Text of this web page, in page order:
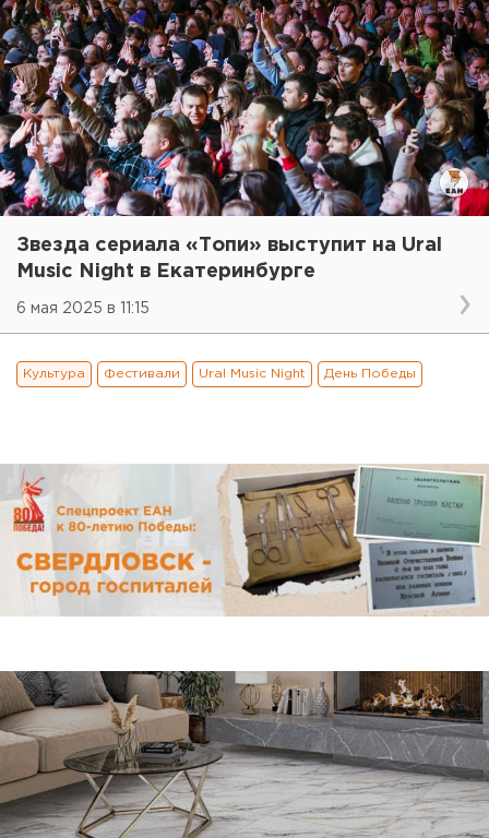
Звезда сериала «Топи» выступит на Ural
Music Night в Екатеринбурге
6 мая 2025 в 11:15
Культура Фестивали Ural Music Night День Победы